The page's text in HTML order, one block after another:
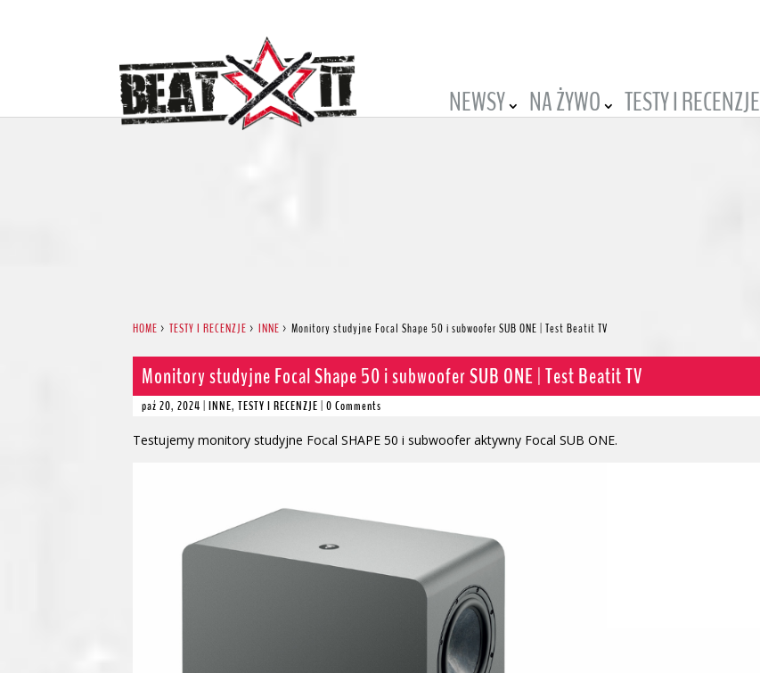
NEWSY NA ŻYWO TESTY I RECENZJE
HOME >TESTY I RECENZJE >INNE >Monitory studyjne Focal Shape 50 i subwoofer SUB ONE | Test Beatit TV
Monitory studyjne Focal Shape 50 i subwoofer SUB ONE | Test Beatit TV
paź 20, 2024 |INNE,TESTY I RECENZJE |0 Comments
Testujemy monitory studyjne Focal SHAPE 50 i subwoofer aktywny Focal SUB ONE.